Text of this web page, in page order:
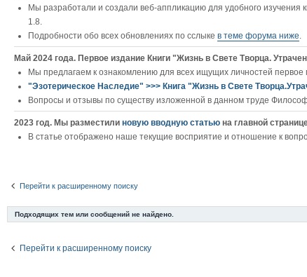
Мы разработали и создали веб-аппликацию для удобного изучения
1.8.
Подробности обо всех обновлениях по сслыке в теме форума ниже.
Май 2024 года. Первое издание Книги "Жизнь в Свете Творца.
Мы предлагаем к ознакомлению для всех ищущих личностей
"Эзотерическое Наследие" >>> Книга "Жизнь в Свете
Вопросы и отзывы по существу изложенной в данном труде
2023 год. Мы разместили новую вводную статью на главной
В статье отображено наше текущие восприятие и отношение к
Перейти к расширенному поиску
Подходящих тем или сообщений не найдено.
Перейти к расширенному поиску